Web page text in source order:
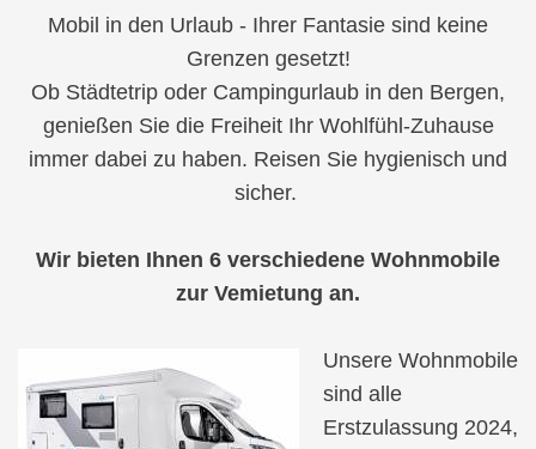
Mobil in den Urlaub - Ihrer Fantasie sind keine
Grenzen gesetzt!
Ob Städtetrip oder Campingurlaub in den Bergen,
genießen Sie die Freiheit Ihr Wohlfühl-Zuhause
immer dabei zu haben. Reisen Sie hygienisch und
sicher.
Wir bieten Ihnen 6 verschiedene Wohnmobile
zur Vemietung an.
Unsere Wohnmobile
sind alle
Erstzulassung 2024,